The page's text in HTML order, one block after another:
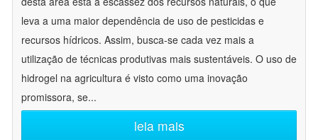
leva a uma maior dependência de uso de pesticidas e
recursos hídricos. Assim, busca-se cada vez mais a
utilização de técnicas produtivas mais sustentáveis. O uso de
hidrogel na agricultura é visto como uma inovação
promissora, se...
leia mais